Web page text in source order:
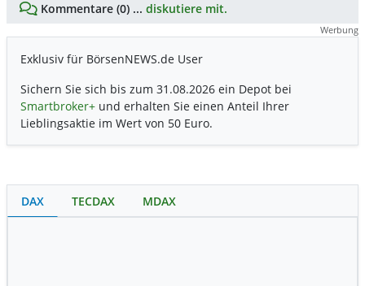
Kommentare (0) ... diskutiere mit.
Werbung
Exklusiv für BörsenNEWS.de User
Sichern Sie sich bis zum 31.08.2026 ein Depot bei
Smartbroker+ und erhalten Sie einen Anteil Ihrer
Lieblingsaktie im Wert von 50 Euro.
DAX TECDAX MDAX